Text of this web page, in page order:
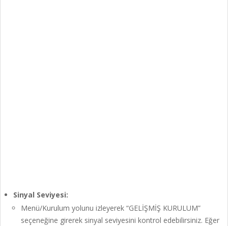
Sinyal Seviyesi:
Menü/Kurulum yolunu izleyerek “GELİŞMİŞ KURULUM”
seçeneğine girerek sinyal seviyesini kontrol edebilirsiniz. Eğer